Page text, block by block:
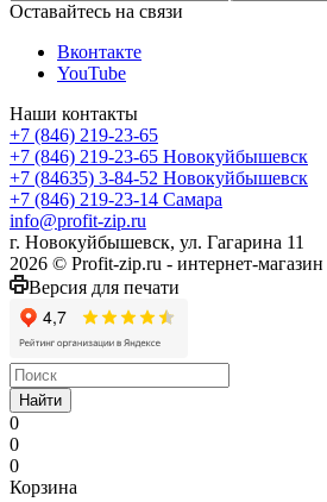
Оставайтесь на связи
Вконтакте
YouTube
Наши контакты
+7 (846) 219-23-65
+7 (846) 219-23-65 Новокуйбышевск
+7 (84635) 3-84-52 Новокуйбышевск
+7 (846) 219-23-14 Самара
info@profit-zip.ru
г. Новокуйбышевск, ул. Гагарина 11
2026 © Profit-zip.ru - интернет-магазин
Версия для печати
Найти
0
0
0
Корзина